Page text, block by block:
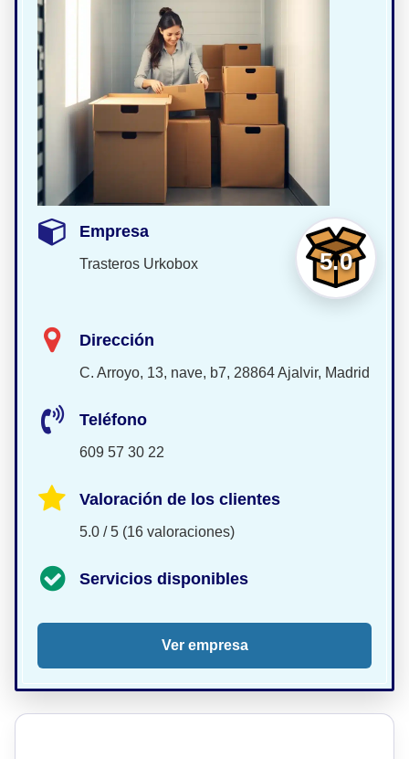
5.0
Empresa
Trasteros Urkobox
Dirección
C. Arroyo, 13, nave, b7, 28864 Ajalvir, Madrid
Teléfono
609 57 30 22
Valoración de los clientes
5.0 / 5 (16 valoraciones)
Servicios disponibles
Ver empresa